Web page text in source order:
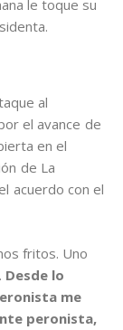
le toque su
al
el avance de
en el
de La
acuerdo con el
fritos. Uno
Desde lo
me
peronista,